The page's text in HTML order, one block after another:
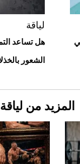
أغلى 10
استثنائية
لياقة
هل تساعد
الشعور
المزيد من لياقة